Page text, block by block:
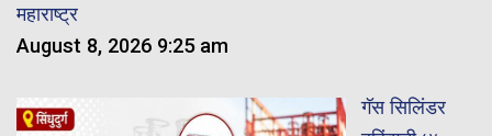
महाराष्ट्र
August 8, 2026 9:25 am
गॅस सिलिंडर